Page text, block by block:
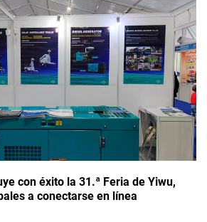
con éxito la 31.ª Feria de Yiwu,
a conectarse en línea